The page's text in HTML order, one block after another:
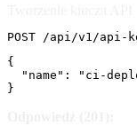
POST /api/v1/api-
{
"name": "ci-
}